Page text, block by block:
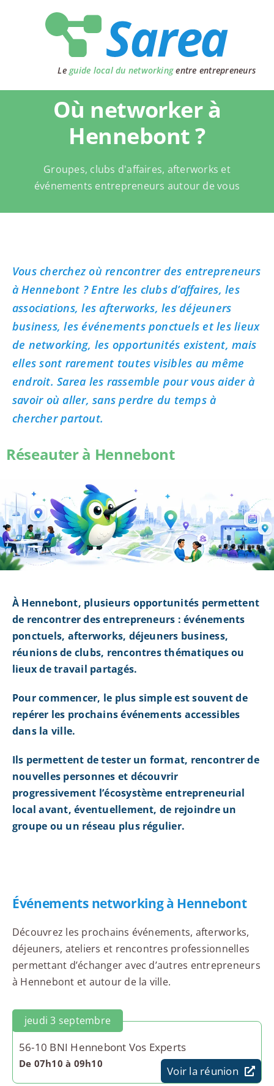
Le guide local du networkingentre entrepreneurs
Où networker à
Hennebont ?
Groupes, clubs d'affaires, afterworks et
événements entrepreneurs autour de vous
Vous cherchez où rencontrer des entrepreneurs
à Hennebont ? Entre les clubs d’affaires, les
associations, les afterworks, les déjeuners
business, les événements ponctuels et les lieux
de networking, les opportunités existent, mais
elles sont rarement toutes visibles au même
endroit. Sarea les rassemble pour vous aider à
savoir où aller, sans perdre du temps à
chercher partout.
Réseauter à Hennebont
À Hennebont, plusieurs opportunités permettent
de rencontrer des entrepreneurs : événements
ponctuels, afterworks, déjeuners business,
réunions de clubs, rencontres thématiques ou
lieux de travail partagés.
Pour commencer, le plus simple est souvent de
repérer les prochains événements accessibles
dans la ville.
Ils permettent de tester un format, rencontrer de
nouvelles personnes et découvrir
progressivement l’écosystème entrepreneurial
local avant, éventuellement, de rejoindre un
groupe ou un réseau plus régulier.
Événements networking à Hennebont
Découvrez les prochains événements, afterworks,
déjeuners, ateliers et rencontres professionnelles
permettant d’échanger avec d’autres entrepreneurs
à Hennebont et autour de la ville.
jeudi 3 septembre
56-10 BNI Hennebont Vos Experts
De 07h10 à 09h10
Voir la réunion